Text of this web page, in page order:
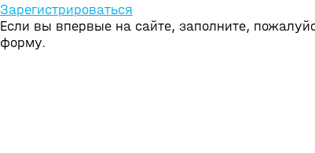
Зарегистрироваться
Если вы впервые на сайте, заполните,
форму.